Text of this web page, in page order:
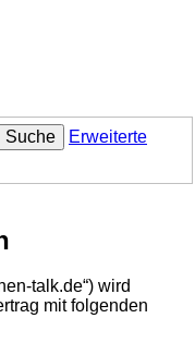
Suche
Erweiterte
talk.de“) wird
mit folgenden